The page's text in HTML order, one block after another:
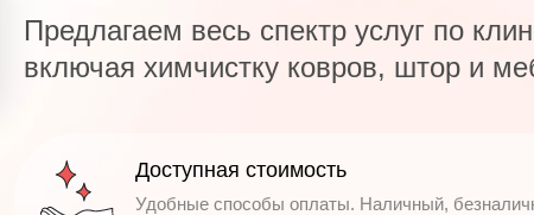
Предлагаем весь спектр услуг по
включая химчистку ковров, штор и
Доступная стоимость
Удобные способы оплаты. Наличный,